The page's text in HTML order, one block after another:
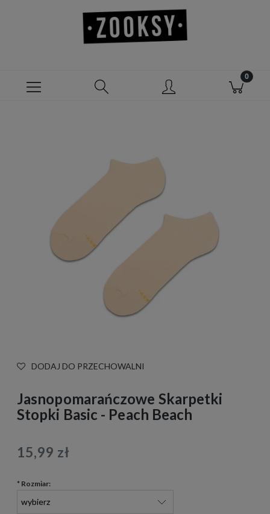
DODAJ DO PRZECHOWALNI
Jasnopomarańczowe Skarpetki
Stopki Basic - Peach Beach
15,99 zł
* Rozmiar: